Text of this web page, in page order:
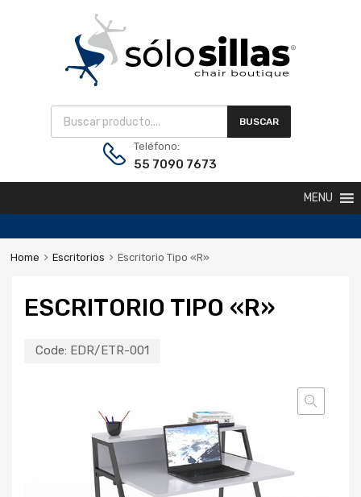
BUSCAR
Teléfono:
55 7090 7673
MENU
Home Escritorios Escritorio Tipo «R»
ESCRITORIO TIPO «R»
Code: EDR/ETR-001